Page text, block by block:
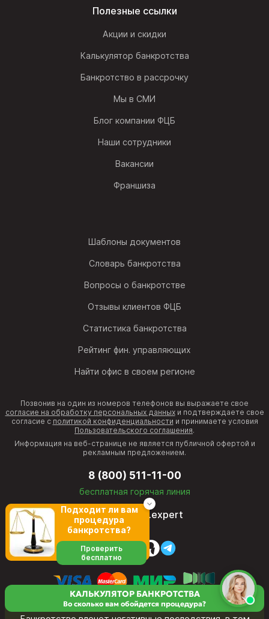
Полезные ссылки
Акции и скидки
Калькулятор банкротства
Банкротство в рассрочку
Мы в СМИ
Блог компании ФЦБ
Наши сотрудники
Вакансии
Франшиза
Шаблоны документов
Словарь банкротства
Вопросы о банкротстве
Отзывы клиентов ФЦБ
Статистика банкротства
Рейтинг фин. управляющих
Найти офис в своем регионе
Позвонив на один из номеров телефонов вы выражаете свое
согласие на обработку персональных данныхи подтверждаете свое
согласие с политикой конфиденциальности и принимаете условия
Пользовательского соглашения.
Информация на веб-странице не является публичной офертой и
рекламным предложением.
8 (800) 511-11-00
бесплатная горячая линия
director@fcb.expert
КАЛЬКУЛЯТОР БАНКРОТСТВА
Во сколько вам обойдется процедура?
Подходит ли вам
процедура
банкротства?
Проверить
бесплатно